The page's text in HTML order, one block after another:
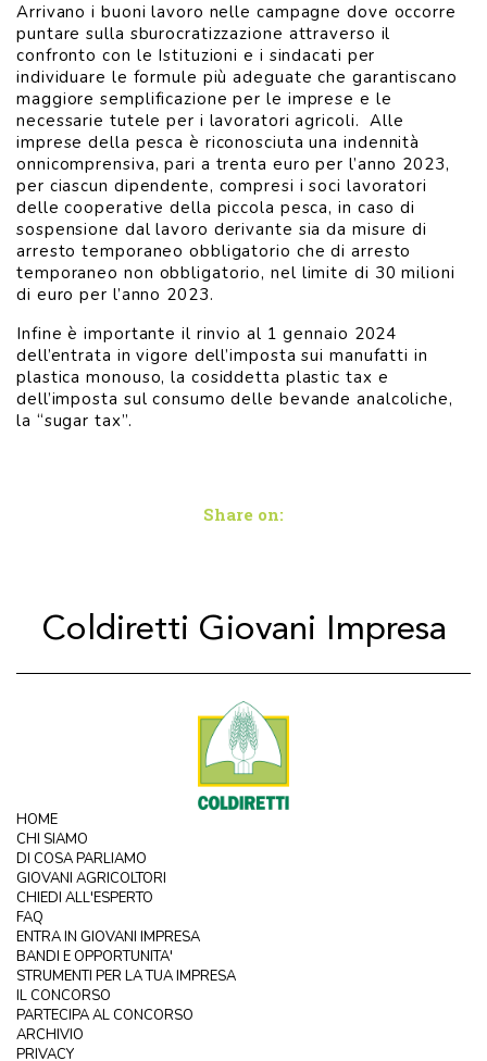
Arrivano i buoni lavoro nelle campagne dove occorre
puntare sulla sburocratizzazione attraverso il
confronto con le Istituzioni e i sindacati per
individuare le formule più adeguate che garantiscano
maggiore semplificazione per le imprese e le
necessarie tutele per i lavoratori agricoli. Alle
imprese della pesca è riconosciuta una indennità
onnicomprensiva, pari a trenta euro per l’anno 2023,
per ciascun dipendente, compresi i soci lavoratori
delle cooperative della piccola pesca, in caso di
sospensione dal lavoro derivante sia da misure di
arresto temporaneo obbligatorio che di arresto
temporaneo non obbligatorio, nel limite di 30 milioni
di euro per l’anno 2023.
Infine è importante il rinvio al 1 gennaio 2024
dell’entrata in vigore dell’imposta sui manufatti in
plastica monouso, la cosiddetta plastic tax e
dell’imposta sul consumo delle bevande analcoliche,
la “sugar tax”.
Share on:
Coldiretti Giovani Impresa
HOME
CHI SIAMO
DI COSA PARLIAMO
GIOVANI AGRICOLTORI
CHIEDI ALL'ESPERTO
FAQ
ENTRA IN GIOVANI IMPRESA
BANDI E OPPORTUNITA'
STRUMENTI PER LA TUA IMPRESA
IL CONCORSO
PARTECIPA AL CONCORSO
ARCHIVIO
PRIVACY